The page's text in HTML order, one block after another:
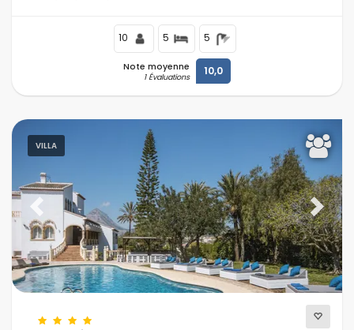
10 5 5
Note moyenne
1 Évaluations 10,0
VILLA
Previous Next